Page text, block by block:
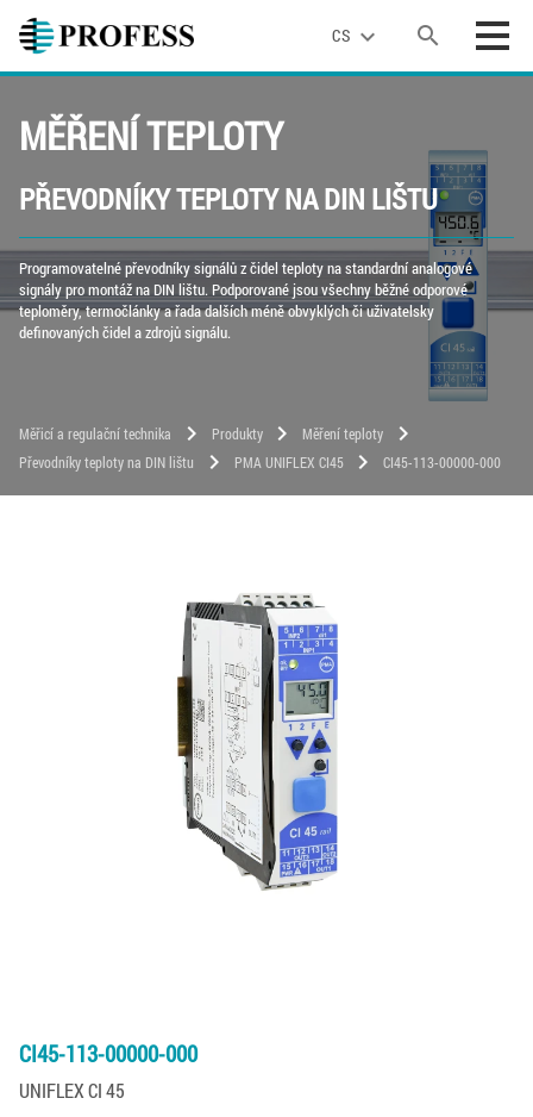
CS expand_more search
MĚŘENÍ TEPLOTY
PŘEVODNÍKY TEPLOTY NA DIN LIŠTU
Programovatelné převodníky signálů z čidel teploty na standardní analogové
signály pro montáž na DIN lištu. Podporované jsou všechny běžné odporové
teploměry, termočlánky a řada dalších méně obvyklých či uživatelsky
definovaných čidel a zdrojů signálu.
Měřicí a regulační technika chevron_right Produkty chevron_right Měření teploty chevron_right
Převodníky teploty na DIN lištu chevron_right PMA UNIFLEX CI45 chevron_right CI45-113-00000-000
CI45-113-00000-000
UNIFLEX CI 45